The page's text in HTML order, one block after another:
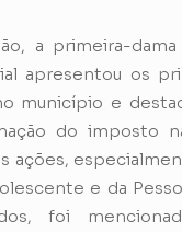
a primeira-
apresentou os
município e
do imposto
ações,
e da
foi